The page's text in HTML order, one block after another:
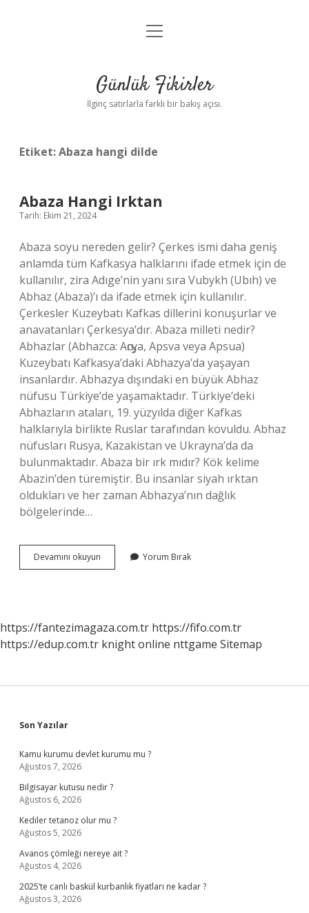
Anasayfa
Yasal Uyarı
menüyü
Günlük Fikirler
İlginç satırlarla farklı bir bakış açısı.
Etiket:Abaza hangi dilde
Abaza Hangi Irktan
Tarih: Ekim 21, 2024
Abaza soyu nereden gelir? Çerkes ismi daha geniş
anlamda tüm Kafkasya halklarını ifade etmek için de
kullanılır, zira Adıge’nin yanı sıra Vubykh (Ubıh) ve
Abhaz (Abaza)’ı da ifade etmek için kullanılır.
Çerkesler Kuzeybatı Kafkas dillerini konuşurlar ve
anavatanları Çerkesya’dır. Abaza milleti nedir?
Abhazlar (Abhazca: Аҧсуа, Apsva veya Apsua)
Kuzeybatı Kafkasya’daki Abhazya’da yaşayan
insanlardır. Abhazya dışındaki en büyük Abhaz
nüfusu Türkiye’de yaşamaktadır. Türkiye’deki
Abhazların ataları, 19. yüzyılda diğer Kafkas
halklarıyla birlikte Ruslar tarafından kovuldu. Abhaz
nüfusları Rusya, Kazakistan ve Ukrayna’da da
bulunmaktadır. Abaza bir ırk mıdır? Kök kelime
Abazin’den türemiştir. Bu insanlar siyah ırktan
oldukları ve her zaman Abhazya’nın dağlık
bölgelerinde…
Devamını okuyun
Hangi
Yorum Bırak
https://fantezimagaza.com.tr https://fifo.com.tr
https://edup.com.tr knight online nttgame Sitemap
Sidebar
Son Yazılar
Kamu kurumu devlet kurumu mu ?
Ağustos 7, 2026
Bilgisayar kutusu nedir ?
Ağustos 6, 2026
Kediler tetanoz olur mu ?
Ağustos 5, 2026
Avanos çömleği nereye ait ?
Ağustos 4, 2026
2025’te canlı baskül kurbanlık fiyatları ne kadar ?
Ağustos 3, 2026